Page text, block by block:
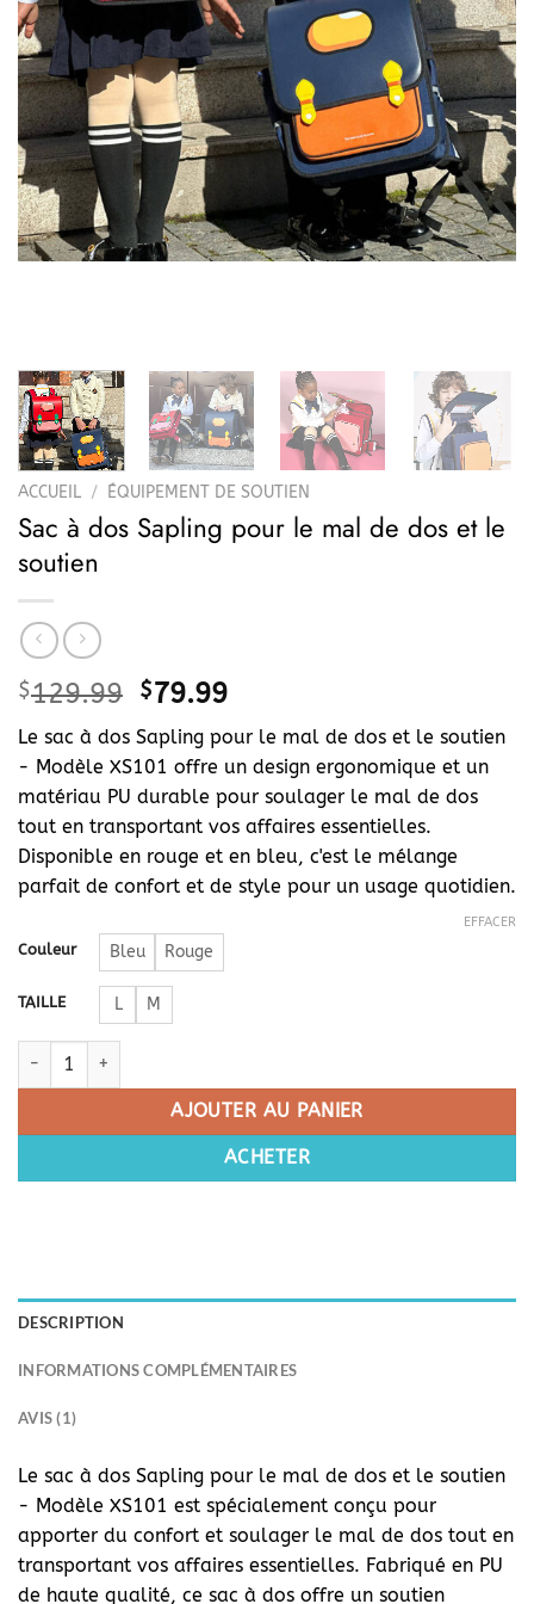
ACCUEIL / ÉQUIPEMENT DE SOUTIEN
Sac à dos Sapling pour le mal de dos et le
soutien
$129.99 Le
prix
initial
était :
$129.99.
$79.99Le
prix
actuel
est :
$79.99.
Le sac à dos Sapling pour le mal de dos et le soutien
- Modèle XS101 offre un design ergonomique et un
matériau PU durable pour soulager le mal de dos
tout en transportant vos affaires essentielles.
Disponible en rouge et en bleu, c'est le mélange
parfait de confort et de style pour un usage quotidien.
Couleur Bleu Rouge
TAILLE L M
EFFACER
quantité de Sapling Backpack for Back Pain and Support
AJOUTER AU PANIER
ACHETER
DESCRIPTION
INFORMATIONS COMPLÉMENTAIRES
AVIS (1)
Le sac à dos Sapling pour le mal de dos et le soutien
- Modèle XS101 est spécialement conçu pour
apporter du confort et soulager le mal de dos tout en
transportant vos affaires essentielles. Fabriqué en PU
de haute qualité, ce sac à dos offre un soutien